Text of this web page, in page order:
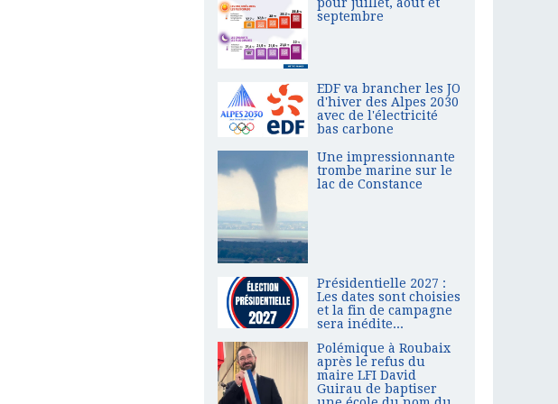
septembre
EDF va brancher les JO
d'hiver des Alpes 2030
avec de l'électricité
bas carbone
Une impressionnante
trombe marine sur le
lac de Constance
Présidentielle 2027 :
Les dates sont choisies
et la fin de campagne
sera inédite...
Polémique à Roubaix
après le refus du
maire LFI David
Guirau de baptiser